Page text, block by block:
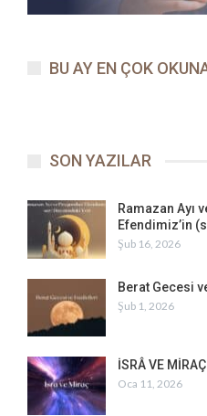
BU AY EN ÇOK
SON YAZILAR
Ramazan Ayı
Efendimiz’in
Şub 16, 2026
Berat Gecesi
Şub 1, 2026
İSRÂ VE MİRAÇ
Oca 11, 2026